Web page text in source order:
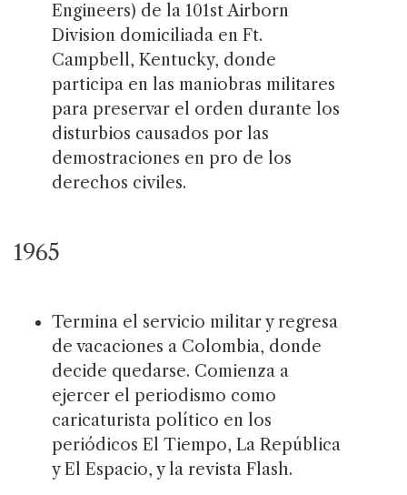
Engineers) de la 101st Airborn
Division domiciliada en Ft.
Campbell, Kentucky, donde
participa en las maniobras militares
para preservar el orden durante los
disturbios causados por las
demostraciones en pro de los
derechos civiles.
1965
Termina el servicio militar y regresa
de vacaciones a Colombia, donde
decide quedarse. Comienza a
ejercer el periodismo como
caricaturista político en los
periódicos El Tiempo, La República
y El Espacio, y la revista Flash.